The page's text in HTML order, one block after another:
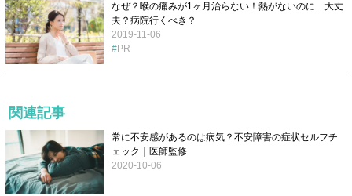
なぜ？喉の痛みが1ヶ月治らない！熱がないのに…大丈
夫？病院行くべき？
2019-11-06
PR
関連記事
常に不安感があるのは病気？不安障害の症状セルフチ
ェック｜医師監修
2020-10-06